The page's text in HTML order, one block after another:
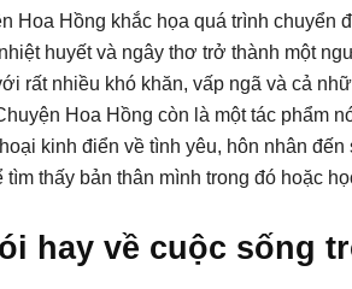
Hoa Hồng khắc họa quá trình chuyển
huyết và ngây thơ trở thành một
rất nhiều khó khăn, vấp ngã và cả
Hoa Hồng còn là một tác phẩm
kinh điển về tình yêu, hôn nhân
tìm thấy bản thân mình trong đó hoặc
hay về cuộc sống